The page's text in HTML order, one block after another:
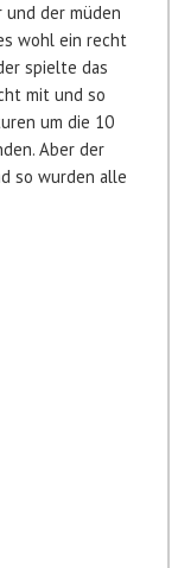
und der müden
wohl ein recht
spielte das
mit und so
um die 10
Aber der
so wurden alle